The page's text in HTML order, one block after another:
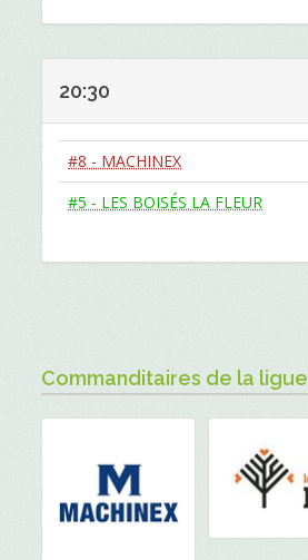
20:30
#8 - MACHINEX
#5 - LES BOISÉS LA FLEUR
Commanditaires de la ligue